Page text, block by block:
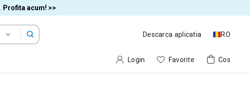
Profita acum! >>
Descarca aplicatia RO
Login Favorite Cos